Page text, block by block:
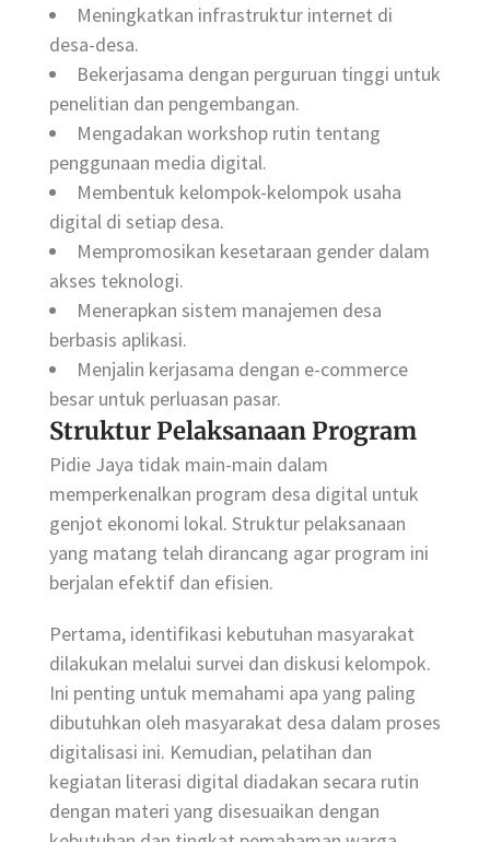
Meningkatkan infrastruktur internet di
desa-desa.
Bekerjasama dengan perguruan tinggi untuk
penelitian dan pengembangan.
Mengadakan workshop rutin tentang
penggunaan media digital.
Membentuk kelompok-kelompok usaha
digital di setiap desa.
Mempromosikan kesetaraan gender dalam
akses teknologi.
Menerapkan sistem manajemen desa
berbasis aplikasi.
Menjalin kerjasama dengan e-commerce
besar untuk perluasan pasar.
Struktur Pelaksanaan Program
Pidie Jaya tidak main-main dalam
memperkenalkan program desa digital untuk
genjot ekonomi lokal. Struktur pelaksanaan
yang matang telah dirancang agar program ini
berjalan efektif dan efisien.
Pertama, identifikasi kebutuhan masyarakat
dilakukan melalui survei dan diskusi kelompok.
Ini penting untuk memahami apa yang paling
dibutuhkan oleh masyarakat desa dalam proses
digitalisasi ini. Kemudian, pelatihan dan
kegiatan literasi digital diadakan secara rutin
dengan materi yang disesuaikan dengan